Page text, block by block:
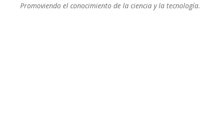
Promoviendo el conocimiento de la ciencia y la tecnología.